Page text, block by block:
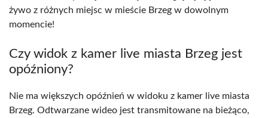
żywo z różnych miejsc w mieście Brzeg w dowolnym
momencie!
Czy widok z kamer live miasta Brzeg jest
opóźniony?
Nie ma większych opóźnień w widoku z kamer live miasta
Brzeg. Odtwarzane wideo jest transmitowane na bieżąco,